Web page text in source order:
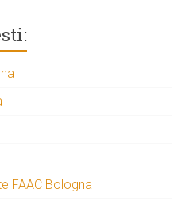
FAAC Bologna